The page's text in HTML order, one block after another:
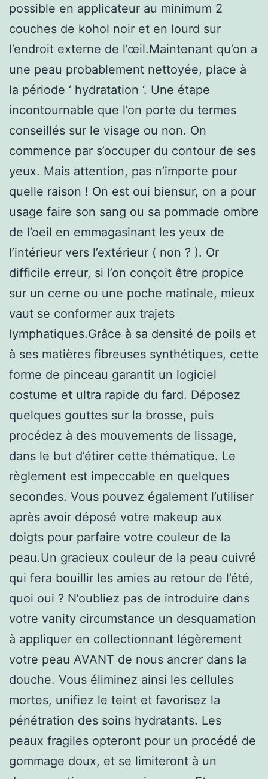
possible en applicateur au minimum 2
couches de kohol noir et en lourd sur
l’endroit externe de l’œil.Maintenant qu’on a
une peau probablement nettoyée, place à
la période ‘ hydratation ‘. Une étape
incontournable que l’on porte du termes
conseillés sur le visage ou non. On
commence par s’occuper du contour de ses
yeux. Mais attention, pas n’importe pour
quelle raison ! On est oui biensur, on a pour
usage faire son sang ou sa pommade ombre
de l’oeil en emmagasinant les yeux de
l’intérieur vers l’extérieur ( non ? ). Or
difficile erreur, si l’on conçoit être propice
sur un cerne ou une poche matinale, mieux
vaut se conformer aux trajets
lymphatiques.Grâce à sa densité de poils et
à ses matières fibreuses synthétiques, cette
forme de pinceau garantit un logiciel
costume et ultra rapide du fard. Déposez
quelques gouttes sur la brosse, puis
procédez à des mouvements de lissage,
dans le but d’étirer cette thématique. Le
règlement est impeccable en quelques
secondes. Vous pouvez également l’utiliser
après avoir déposé votre makeup aux
doigts pour parfaire votre couleur de la
peau.Un gracieux couleur de la peau cuivré
qui fera bouillir les amies au retour de l’été,
quoi oui ? N’oubliez pas de introduire dans
votre vanity circumstance un desquamation
à appliquer en collectionnant légèrement
votre peau AVANT de nous ancrer dans la
douche. Vous éliminez ainsi les cellules
mortes, unifiez le teint et favorisez la
pénétration des soins hydratants. Les
peaux fragiles opteront pour un procédé de
gommage doux, et se limiteront à un